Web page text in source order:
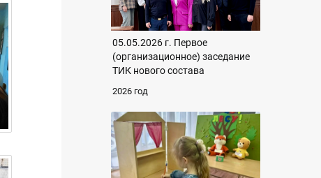
05.05.2026 г. Первое
(организационное) заседание
ТИК нового состава
2026 год